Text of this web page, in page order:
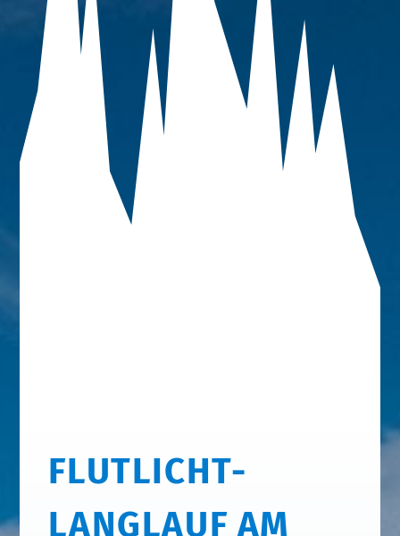
FLUTLICHT-
LANGLAUF AM